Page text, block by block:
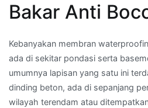
Bakar Anti
Kebanyakan membran
ada di sekitar pondasi serta
umumnya lapisan yang satu ini
dinding beton, ada di sepanjang
wilayah terendam atau